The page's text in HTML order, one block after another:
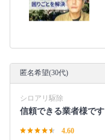
匿名希望(30代)
シロアリ駆除
信頼できる業者様です
4.60